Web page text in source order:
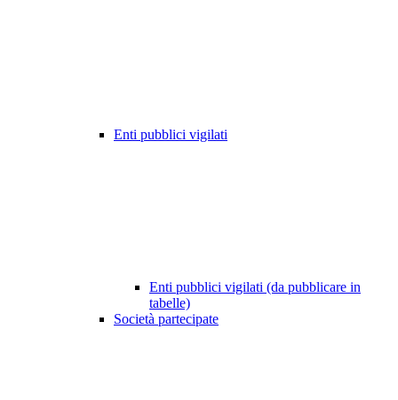
Enti pubblici vigilati
Enti pubblici vigilati (da pubblicare in
tabelle)
Società partecipate